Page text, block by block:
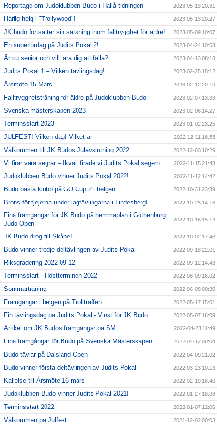
Reportage om Judoklubben Budo i Hallå tidningen 2023-05-13 20:31
Härlig helg i "Trollywood"! 2023-05-13 20:27
JK budo fortsätter sin satsning inom falltrygghet för äldre! 2023-05-09 10:07
En superlördag på Judits Pokal 2! 2023-04-24 10:53
Är du senior och vill lära dig att falla? 2023-04-13 08:18
Judits Pokal 1 – Vilken tävlingsdag! 2023-02-25 18:12
Årsmöte 15 Mars 2023-02-12 20:10
Falltrygghetsträning för äldre på Judoklubben Budo 2023-02-07 13:33
Svenska mästerskapen 2023 2023-02-06 14:27
Terminsstart 2023 2023-01-02 23:25
JULFEST! Vilken dag! Vilket år! 2022-12-11 16:53
Välkommen till JK Budos Julavslutning 2022 2022-12-03 10:29
Vi firar våra segrar – Ikväll firade vi Judits Pokal segern 2022-11-15 21:48
Judoklubben Budo vinner Judits Pokal 2022! 2022-11-12 14:42
Budo bästa klubb på GO Cup 2 i helgen 2022-10-31 23:39
Brons för tjejerna under lagtävlingarna i Lindesberg! 2022-10-25 14:16
Fina framgångar för JK Budo på hemmaplan i Gothenburg
Judo Open
2022-10-16 15:13
JK Budo drog till Skåne! 2022-10-02 17:46
Budo vinner tredje deltävlingen av Judits Pokal 2022-09-18 22:01
Riksgradering 2022-09-12 2022-09-12 14:43
Terminsstart - Höstterminen 2022 2022-08-09 16:02
Sommarträning 2022-06-08 00:30
Framgångar i helgen på Trollträffen 2022-05-17 15:01
Fin tävlingsdag på Judits Pokal - Vinst för JK Budo 2022-05-07 16:09
Artikel om JK Budos framgångar på SM 2022-04-23 11:49
Fina framgångar för Budo på Svenska Mästerskapen 2022-04-12 00:04
Budo tävlar på Dalsland Open 2022-04-09 21:02
Budo vinner första deltävlingen av Judits Pokal 2022-03-23 10:13
Kallelse till Årsmöte 16 mars 2022-02-19 18:40
Judoklubben Budo vinner Judits Pokal 2021! 2022-01-27 18:08
Terminsstart 2022 2022-01-07 12:06
Välkommen på Julfest 2021-12-02 00:03